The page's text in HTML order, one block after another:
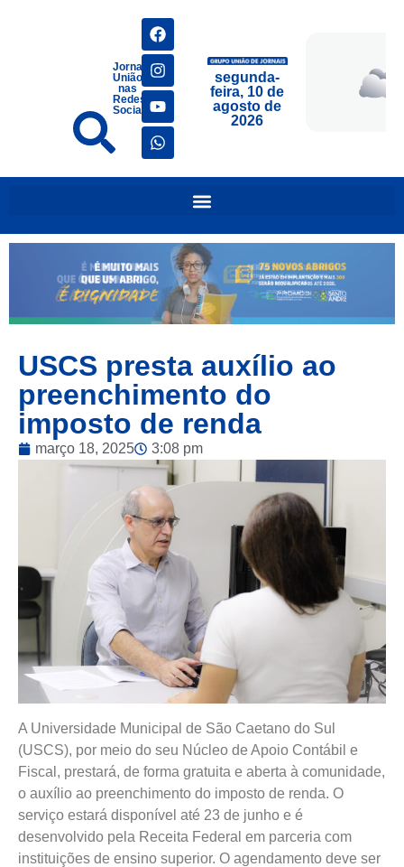
Jornais
União
nas
Redes
Sociais
segunda-
feira, 10 de
agosto de
2026
USCS presta auxílio ao
preenchimento do
imposto de renda
março 18, 2025 3:08 pm
A Universidade Municipal de São Caetano do Sul
(USCS), por meio do seu Núcleo de Apoio Contábil e
Fiscal, prestará, de forma gratuita e aberta à comunidade,
o auxílio ao preenchimento do imposto de renda. O
serviço estará disponível até 23 de junho e é
desenvolvido pela Receita Federal em parceria com
instituições de ensino superior. O agendamento deve ser